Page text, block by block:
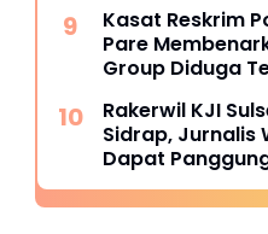
Kasat Reskrim
Pare
Group Diduga
Bersubsidi, Mobil
Diamankan di
pare
Rakerwil KJI
Sidrap, Jurnalis
Dapat
dari Edy Basri